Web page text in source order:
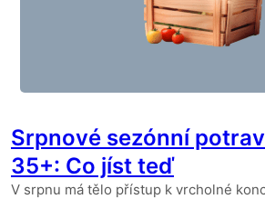
Srpnové sezónní
35+: Co jíst teď
V srpnu má tělo přístup k vrcholné